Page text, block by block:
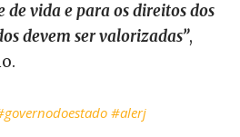
vida e para os direitos dos
devem ser valorizadas”,
#alerj